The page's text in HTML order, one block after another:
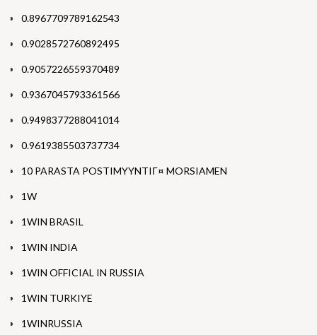
0.8967709789162543
0.9028572760892495
0.9057226559370489
0.9367045793361566
0.9498377288041014
0.9619385503737734
10 PARASTA POSTIMYYNTIГ¤ MORSIAMEN
1W
1WIN BRASIL
1WIN INDIA
1WIN OFFICIAL IN RUSSIA
1WIN TURKIYE
1WINRUSSIA